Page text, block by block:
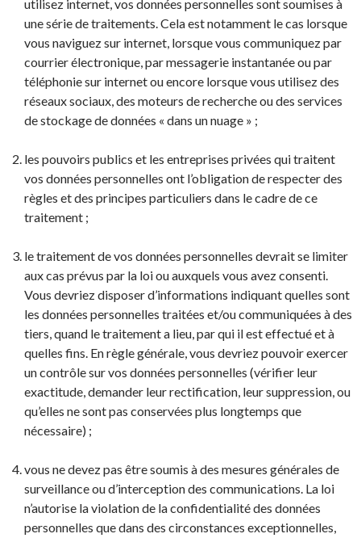
utilisez internet, vos données personnelles sont soumises à
une série de traitements. Cela est notamment le cas lorsque
vous naviguez sur internet, lorsque vous communiquez par
courrier électronique, par messagerie instantanée ou par
téléphonie sur internet ou encore lorsque vous utilisez des
réseaux sociaux, des moteurs de recherche ou des services
de stockage de données « dans un nuage » ;
les pouvoirs publics et les entreprises privées qui traitent
vos données personnelles ont l’obligation de respecter des
règles et des principes particuliers dans le cadre de ce
traitement ;
le traitement de vos données personnelles devrait se limiter
aux cas prévus par la loi ou auxquels vous avez consenti.
Vous devriez disposer d’informations indiquant quelles sont
les données personnelles traitées et/ou communiquées à des
tiers, quand le traitement a lieu, par qui il est effectué et à
quelles fins. En règle générale, vous devriez pouvoir exercer
un contrôle sur vos données personnelles (vérifier leur
exactitude, demander leur rectification, leur suppression, ou
qu’elles ne sont pas conservées plus longtemps que
nécessaire) ;
vous ne devez pas être soumis à des mesures générales de
surveillance ou d’interception des communications. La loi
n’autorise la violation de la confidentialité des données
personnelles que dans des circonstances exceptionnelles,